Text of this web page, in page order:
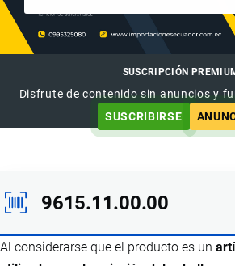
SUSCRIPCIÓN
Disfrute de contenido sin anuncios y
SUSCRIBIRSE
9615.11.00.00
Al considerarse que el producto es un